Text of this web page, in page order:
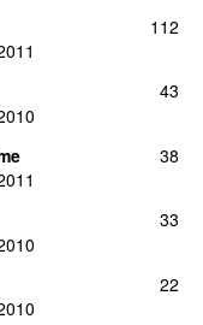
112
43
38
33
22